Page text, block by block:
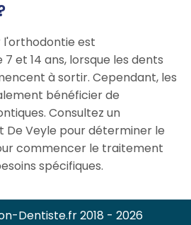
l'orthodontie est
et 14 ans, lorsque les dents
à sortir. Cependant, les
bénéficier de
Consultez un
De Veyle pour déterminer le
commencer le traitement
spécifiques.
Dentiste.fr 2018 - 2026